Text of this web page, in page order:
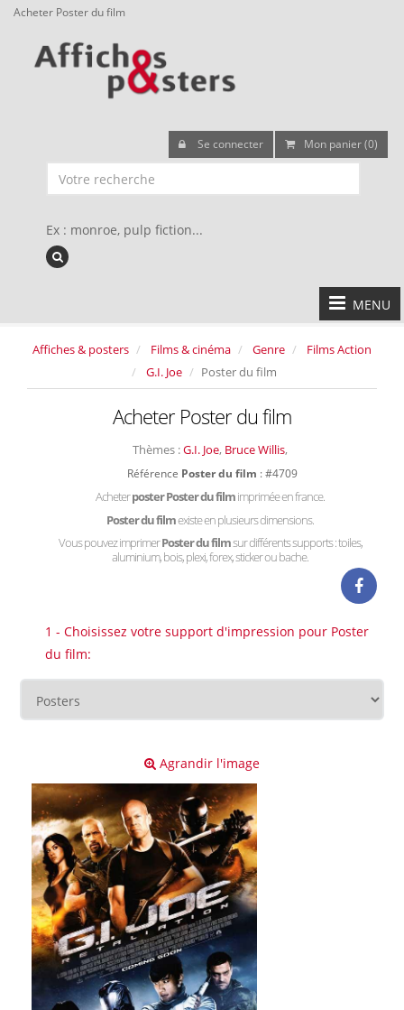
Acheter Poster du film
Se connecter Mon panier (0)
Ex : monroe, pulp fiction...
MENU
Affiches & posters Films & cinéma Genre
Films Action
G.I. Joe
Poster du film
Acheter Poster du film
Thèmes :G.I. Joe, Bruce Willis,
Référence Poster du film : #4709
Acheterposter Poster du filmimprimée en france.
Poster du filmexiste en plusieurs dimensions.
Vous pouvez imprimerPoster du filmsur différents supports : toiles,
aluminium, bois, plexi, forex, sticker ou bache.
1 - Choisissez votre support d'impression pour Poster
du film:
Agrandir l'image